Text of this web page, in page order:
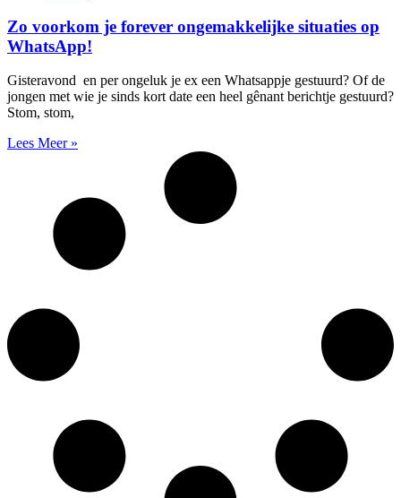
Zo voorkom je forever ongemakkelijke situaties op
WhatsApp!
Gisteravond en per ongeluk je ex een Whatsappje gestuurd? Of de
jongen met wie je sinds kort date een heel gênant berichtje gestuurd?
Stom, stom,
Lees Meer »